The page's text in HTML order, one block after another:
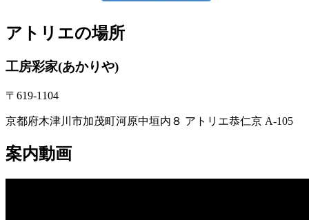
アトリエの場所
工房彩家(あかりや)
〒619-1104
京都府木津川市加茂町河原中垣内８ アトリエ恭仁京 A-105
案内動画